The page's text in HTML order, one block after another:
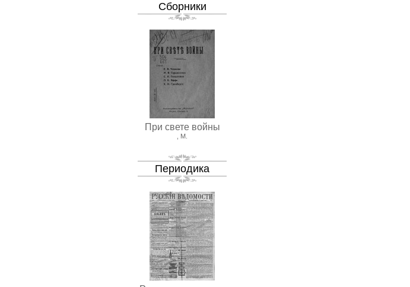
Сборники
При свете войны
, М.
Периодика